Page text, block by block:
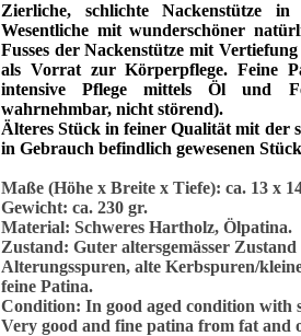
Zierliche, schlichte Nackenstütze
Wesentliche mit wunderschöner
Fusses der Nackenstütze mit
als Vorrat zur Körperpflege. Feine
intensive Pflege mittels Öl und
wahrnehmbar, nicht störend).
Älteres Stück in feiner Qualität mit der
in Gebrauch befindlich gewesenen
Maße (Höhe x Breite x Tiefe): ca. 13 x
Gewicht: ca. 230 gr.
Material: Schweres Hartholz, Ölpatina.
Zustand: Guter altersgemässer
Alterungsspuren, alte Kerbspuren/
feine Patina.
Condition: In good aged condition with
Very good and fine patina from fat and